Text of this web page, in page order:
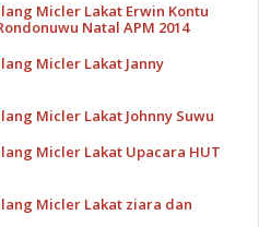
Micler Lakat Erwin Kontu
Natal APM 2014
Micler Lakat Janny
Micler Lakat Johnny Suwu
Micler Lakat Upacara HUT
Micler Lakat ziara dan